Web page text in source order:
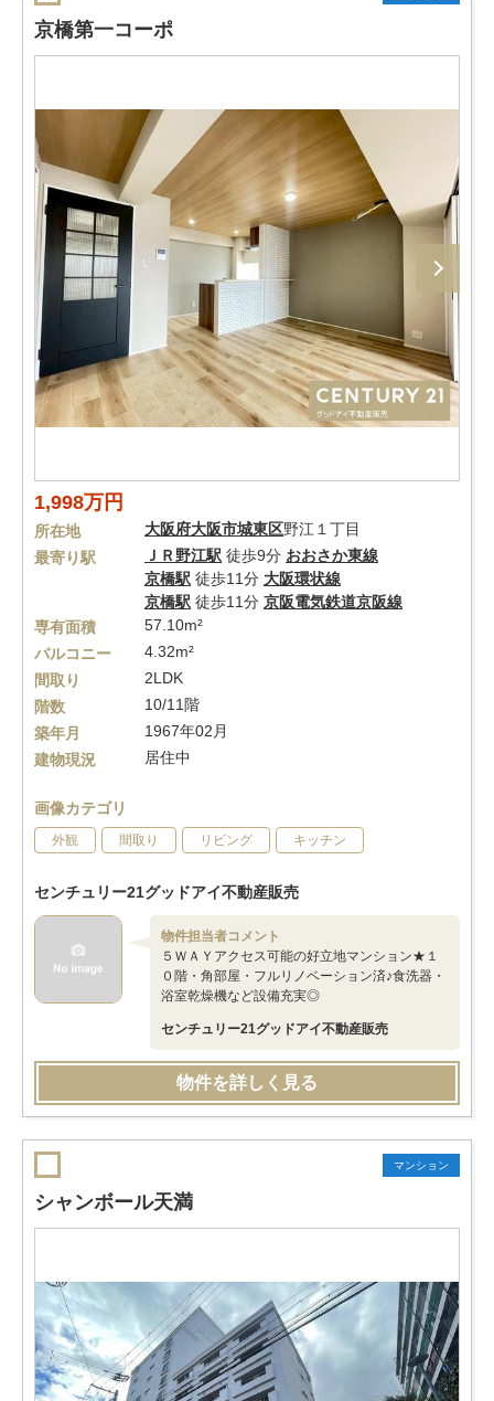
京橋第一コーポ
1,998万円
所在地 大阪府大阪市城東区野江１丁目
最寄り駅
ＪＲ野江駅 徒歩9分 おおさか東線
京橋駅 徒歩11分 大阪環状線
京橋駅 徒歩11分 京阪電気鉄道京阪線
専有面積
57.10m²
バルコニー
4.32m²
間取り
2LDK
階数
10/11階
築年月
1967年02月
建物現況
居住中
画像カテゴリ
外観 間取り リビング キッチン
センチュリー21グッドアイ不動産販売
物件担当者コメント
５ＷＡＹアクセス可能の好立地マンション★１
０階・角部屋・フルリノベーション済♪食洗器・
浴室乾燥機など設備充実◎
センチュリー21グッドアイ不動産販売
物件を詳しく見る
マンション
シャンボール天満